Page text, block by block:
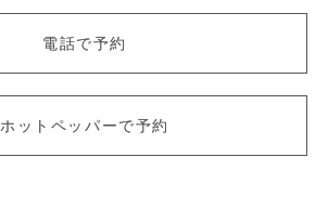
電話で予約
ホットペッパーで予約